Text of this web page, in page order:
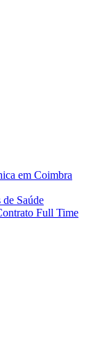
em Coimbra
Saúde
Full Time